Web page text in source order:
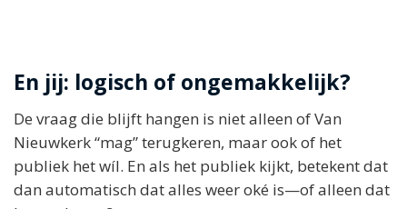
En jij: logisch of ongemakkelijk?
De vraag die blijft hangen is niet alleen of Van
Nieuwkerk “mag” terugkeren, maar ook of het
publiek het wíl. En als het publiek kijkt, betekent dat
dan automatisch dat alles weer oké is—of alleen dat